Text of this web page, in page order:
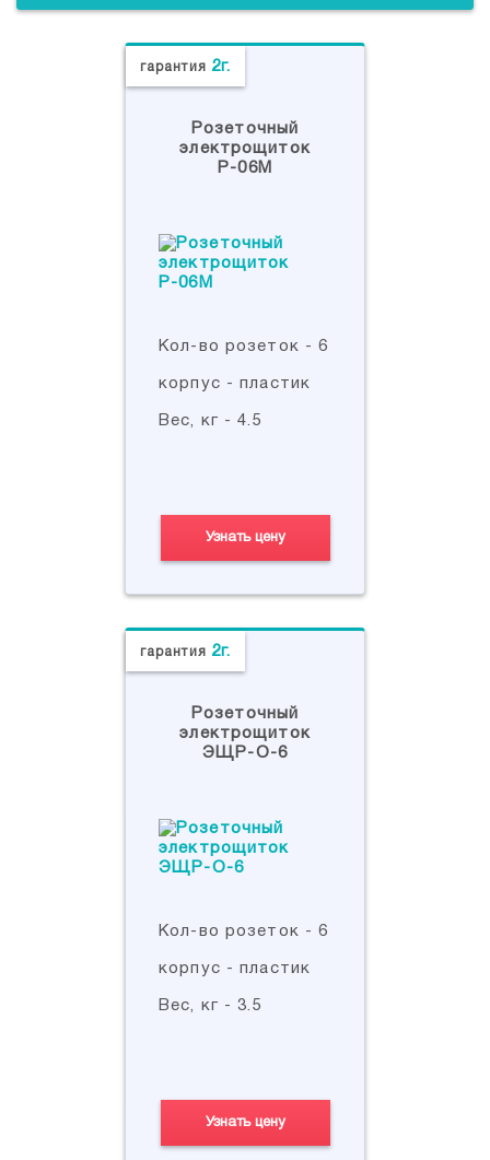
гарантия 2г.
Розеточный
электрощиток
Р-06М
Кол-во розеток - 6
корпус - пластик
Вес, кг - 4.5
Узнать цену
гарантия 2г.
Розеточный
электрощиток
ЭЩР-О-6
Кол-во розеток - 6
корпус - пластик
Вес, кг - 3.5
Узнать цену